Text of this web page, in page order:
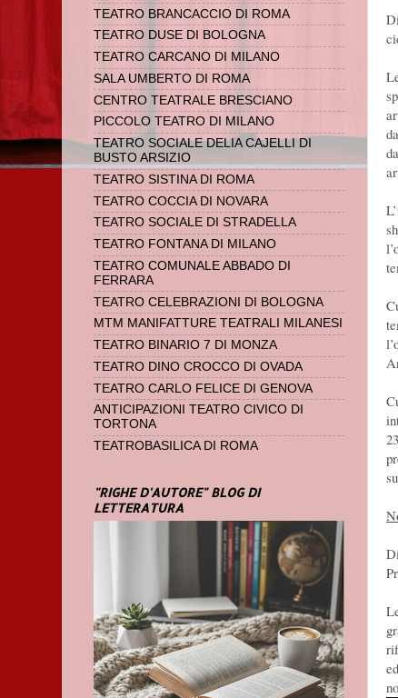
TEATRO BRANCACCIO DI ROMA
TEATRO DUSE DI BOLOGNA
TEATRO CARCANO DI MILANO
SALA UMBERTO DI ROMA
CENTRO TEATRALE BRESCIANO
PICCOLO TEATRO DI MILANO
TEATRO SOCIALE DELIA CAJELLI DI
BUSTO ARSIZIO
TEATRO SISTINA DI ROMA
TEATRO COCCIA DI NOVARA
TEATRO SOCIALE DI STRADELLA
TEATRO FONTANA DI MILANO
TEATRO COMUNALE ABBADO DI
FERRARA
TEATRO CELEBRAZIONI DI BOLOGNA
MTM MANIFATTURE TEATRALI MILANESI
TEATRO BINARIO 7 DI MONZA
TEATRO DINO CROCCO DI OVADA
TEATRO CARLO FELICE DI GENOVA
ANTICIPAZIONI TEATRO CIVICO DI
TORTONA
TEATROBASILICA DI ROMA
"RIGHE D'AUTORE" BLOG DI
LETTERATURA